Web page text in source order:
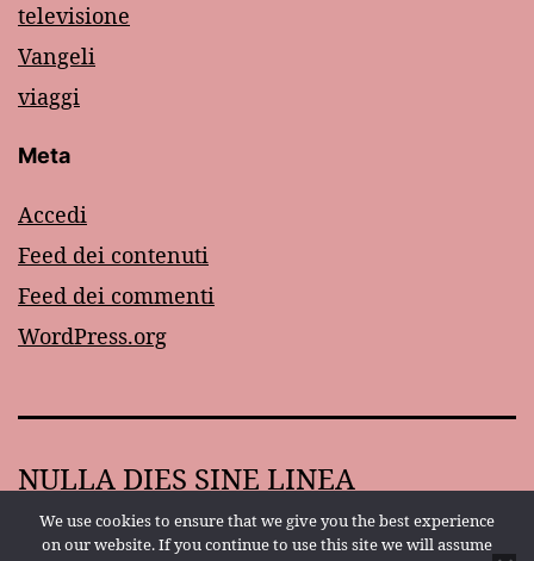
televisione
Vangeli
viaggi
Meta
Accedi
Feed dei contenuti
Feed dei commenti
WordPress.org
NULLA DIES SINE LINEA
Proudly powered byWordPress.
We use cookies to ensure that we give you the best experience
on our website. If you continue to use this site we will assume